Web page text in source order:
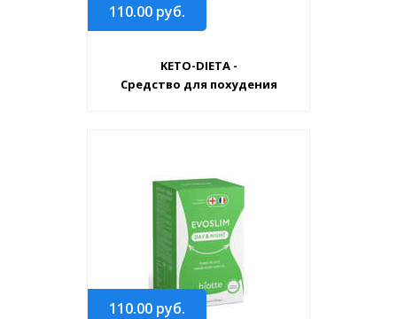
110.00 руб.
KETO-DIETA -
Средство для похудения
110.00 руб.